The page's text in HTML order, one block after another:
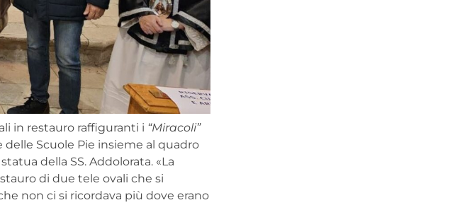
in restauro raffiguranti i “Miracoli”
delle Scuole Pie insieme al quadro
della SS. Addolorata. «La
di due tele ovali che si
non ci si ricordava più dove erano